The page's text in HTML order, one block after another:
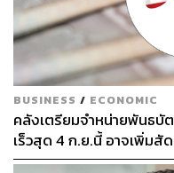
เขาเลือกเชื่อ ‘ความรู้สึก
พลาดโอกาสที่ดีที่สุดในชี
ใจที่ดีที่สุดของเขา เพรา
Soloเป็นสารคดีอีกรูปแบ
ของเขาในวันที่กลับมาพิชิ
ชื่นชมชัยชนะอันยิ่งใหญ่ด้
BUSINESS / ECONOMIC
คลังเตรียมจำหน่ายพันธบั
เร็วสุด 4 ก.ย.นี้ อาจเพิ่ม
First มากขึ้น